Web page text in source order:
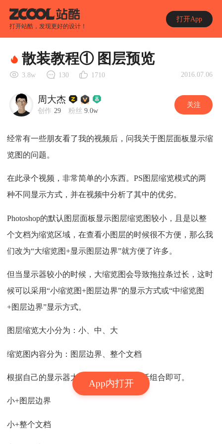
打开站酷，发现更好的设计！
打开App
App内打开
散装教程① 图层预览
3.8w 130 1710 2016.07.06
周大杰
创作 29 粉丝 9.0w
关注
经常有一些朋友看了我的视频后，问我关于图层面板显示缩
览图的问题。
在此录个视频，非常简单的小东西。PS图层缩览模式的两
种不同显示方式，并在视频中分析了其中的优劣。
Photoshop的默认图层面板显示图层缩览图较小，且是以整
个文档为缩览区域，在查看小图层的时候很不方便，那么我
们改为“大缩览图+显示图层边界”就方便了许多。
但当显示器较小的时候，大缩览图会导致拖拉条过长，这时
候可以采用“小缩览图+图层边界”的显示方式或“中缩览图
+图层边界”显示方式。
图层缩览大小分为：小、中、大
缩览图内容分为：图层边界、整个文档
根据自己的显示器大小和使用习惯，灵活组合即可。
小+图层边界
小+整个文档